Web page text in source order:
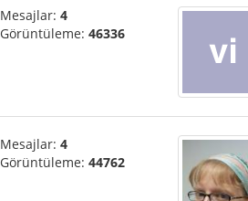
Mesajlar: 4
Görüntüleme: 46336
Mesajlar: 4
Görüntüleme: 44762